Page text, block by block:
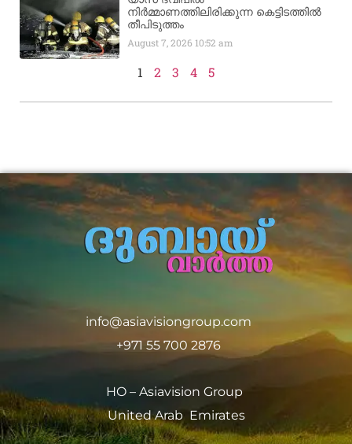
നിർമ്മാണത്തിലിരിക്കുന്ന കെട്ടിടത്തിൽ
തീപിടുത്തം
August 7, 2026 10:52 am
1 2 3 4 5
info@asiavisiongroup.com
+971 55 700 2876
HO – Asiavision Group
United Arab Emirates